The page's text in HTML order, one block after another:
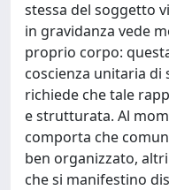
stessa del soggetto
in gravidanza vede
proprio corpo:
coscienza unitaria di
richiede che tale
e strutturata. Al
comporta che
ben organizzato,
che si manifestino